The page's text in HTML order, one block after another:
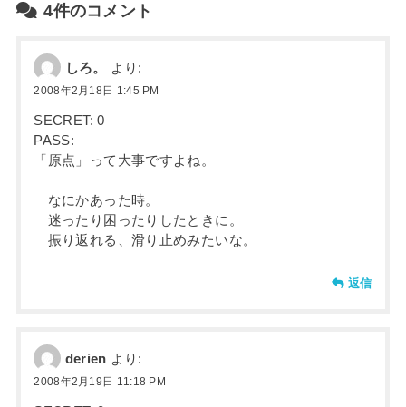
4件のコメント
しろ。 より:
2008年2月18日 1:45 PM
SECRET: 0
PASS:
「原点」って大事ですよね。
なにかあった時。
迷ったり困ったりしたときに。
振り返れる、滑り止めみたいな。
返信
derien より:
2008年2月19日 11:18 PM